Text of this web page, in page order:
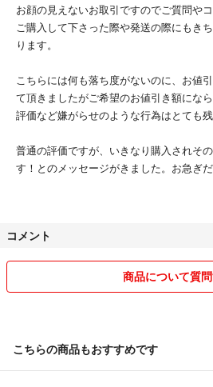
お顔の見えないお取引ですのでご質問や
ご購入して下さった際や発送の際にもき
ります。
こちらには何も落ち度がないのに、お値
て頂きましたがご希望のお値引き額にな
評価など嫌がらせのような行為はとても残
普通の評価ですが、いきなり購入されそ
す！とのメッセージがきました。お急ぎ
をしている最中に数々色々と質問をされ
尋ねに対してきちんと説明もしておりま
りましたが一切返信無しで自己中な傲慢な
本来気になる事や質問があるのであれば
をつけたかったですがトラブルが嫌なの
コメント
商品について質
こちらの商品もおすすめです